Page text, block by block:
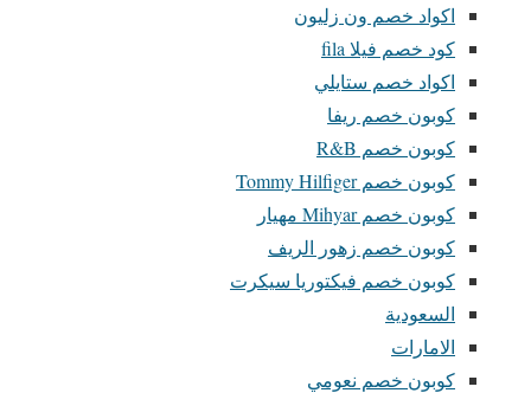
اكواد خصم ون زليون
كود خصم فيلا fila
اكواد خصم ستايلي
كوبون خصم ريفا
كوبون خصم R&B
كوبون خصم Tommy Hilfiger
كوبون خصم Mihyar مهيار
كوبون خصم زهور الريف
كوبون خصم فيكتوريا سيكرت
السعودية
الامارات
كوبون خصم نعومي